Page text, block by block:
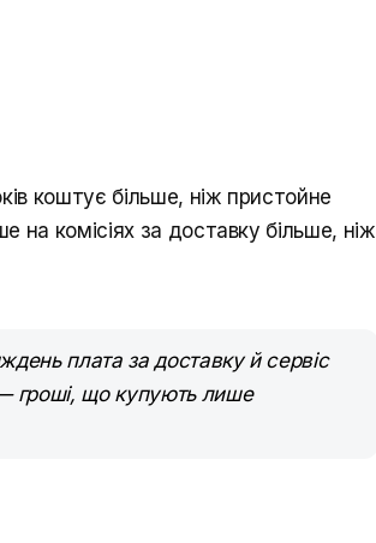
коштує більше, ніж пристойне
на комісіях за доставку більше, ніж
плата за доставку й сервіс
гроші, що купують лише